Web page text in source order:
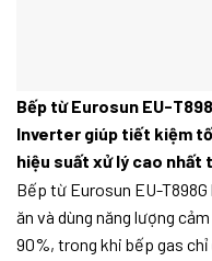
Bếp từ Eurosun EU-
Inverter giúp tiết kiệm
hiệu suất xử lý cao nhất
Bếp từ Eurosun EU-
ăn và dùng năng lượng
90%, trong khi bếp gas